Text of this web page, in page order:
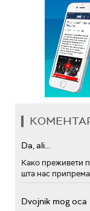
Da, ali...
Како преживети
шта нас
Dvojnik mog oca